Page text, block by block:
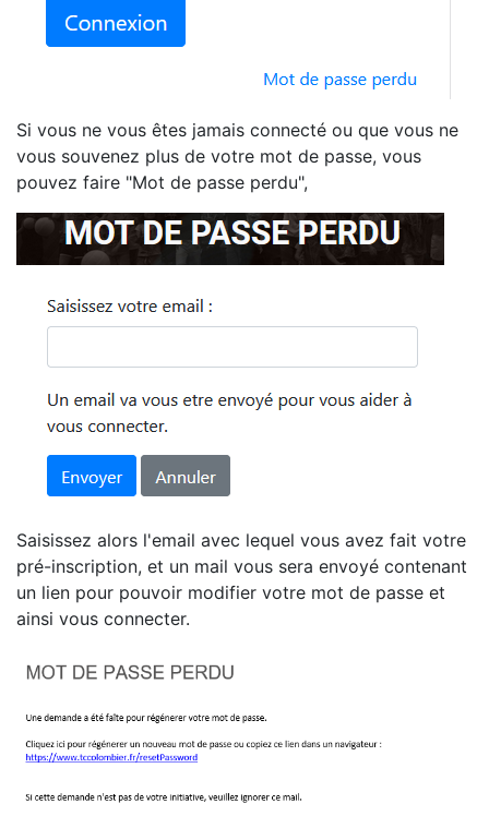
Si vous ne vous êtes jamais connecté ou que vous ne
vous souvenez plus de votre mot de passe, vous
pouvez faire "Mot de passe perdu",
Saisissez alors l'email avec lequel vous avez fait votre
pré-inscription, et un mail vous sera envoyé contenant
un lien pour pouvoir modifier votre mot de passe et
ainsi vous connecter.